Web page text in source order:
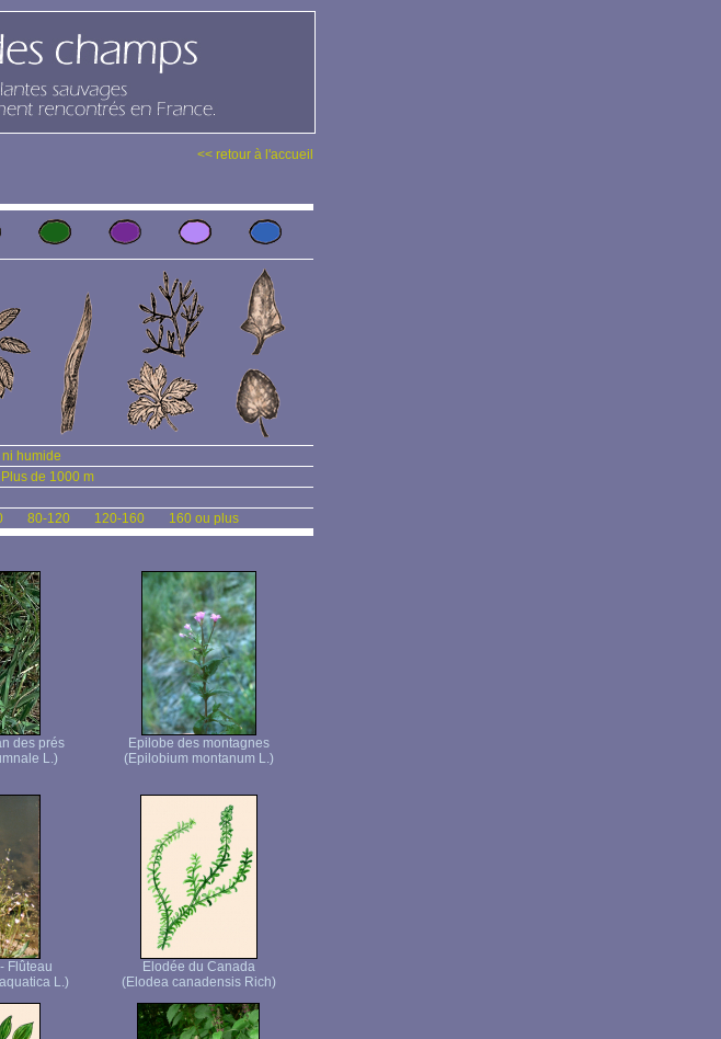
<< retour à l'accueil
ni humide
Plus de 1000 m
80-120 120-160 160 ou plus
des prés
L.)
Epilobe des montagnes
(Epilobium montanum L.)
Flûteau
L.)
Elodée du Canada
(Elodea canadensis Rich)